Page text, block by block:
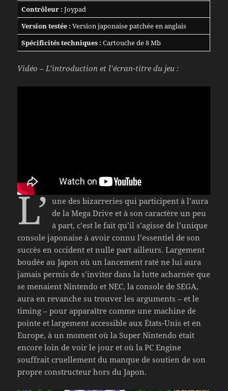
Contrôleur : Joypad
Version testée : Version japonaise patchée en anglais
Spécificités techniques : Cartouche de 8 Mb
Vidéo – L’introduction et l’écran-titre du jeu :
L’ une des bizarreries qui participent à l’aura
de la Mega Drive et à son caractère un peu
à part, c’est le fait qu’il s’agisse de l’unique
console japonaise à avoir connu l’essentiel de son
succès en occident et nulle part ailleurs. Largement
boudée au Japon où un lancement raté ne lui aura
jamais permis de s’inviter dans la lutte acharnée que
se menaient Nintendo et NEC, la console de SEGA,
aura en revanche su trouver les arguments – et le
timing – pour apparaître comme une machine de
pointe et largement accessible aux États-Unis et en
Europe, à un moment où la Super Nintendo était
encore loin de voir le jour et où la PC Engine
souffrait cruellement du manque de soutien de son
propre constructeur hors du Japon.